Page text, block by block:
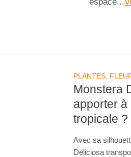
PLANTES,
Monstera
apporter à
tropicale ?
Avec sa
Deliciosa